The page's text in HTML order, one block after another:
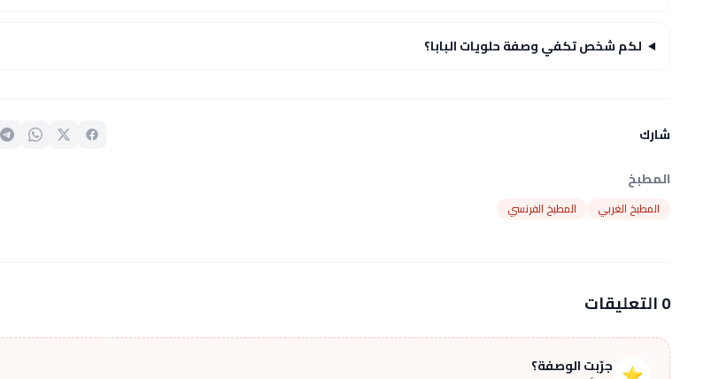
لكم شخص تكفي وصفة حلويات البابا؟
شارك
المطبخ
المطبخ الغربي المطبخ الفرنسي
0 التعليقات
جرّبت الوصفة؟